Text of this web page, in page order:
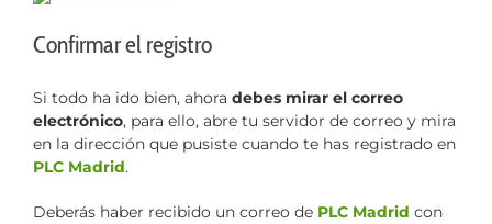
Confirmar el registro
Si todo ha ido bien, ahora debes mirar el correo
electrónico, para ello, abre tu servidor de correo y mira
en la dirección que pusiste cuando te has registrado en
PLC Madrid.
Deberás haber recibido un correo de PLC Madrid con